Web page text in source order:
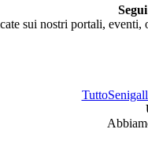
sui nostri portali,